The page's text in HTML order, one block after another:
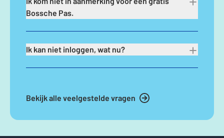
Bossche Pas.
Ik kan niet inloggen, wat nu?
Bekijk alle veelgestelde vragen